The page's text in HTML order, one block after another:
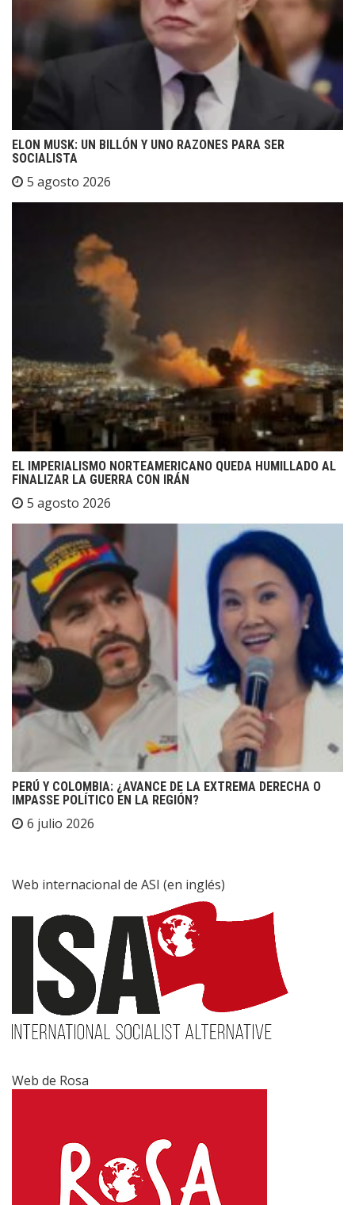
ELON MUSK: UN BILLÓN Y UNO RAZONES PARA SER
SOCIALISTA
5 agosto 2026
EL IMPERIALISMO NORTEAMERICANO QUEDA HUMILLADO AL
FINALIZAR LA GUERRA CON IRÁN
5 agosto 2026
PERÚ Y COLOMBIA: ¿AVANCE DE LA EXTREMA DERECHA O
IMPASSE POLÍTICO EN LA REGIÓN?
6 julio 2026
Web internacional de ASI (en inglés)
Web de Rosa